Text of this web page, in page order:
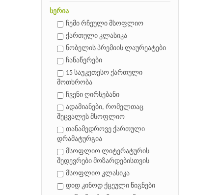
სერია
ჩემი რჩეული მსოფლიო
ქართული კლასიკა
ნობელის პრემიის ლაურეატები
ჩანაწერები
15 საუკეთესო ქართული
მოთხრობა
ჩვენი ღირსებანი
ადამიანები, რომელთაც
შეცვალეს მსოფლიო
თანამედროვე ქართული
დრამატურგია
მსოფლიო ლიტერატურის
შედევრები მოზარდებისთვის
მსოფლიო კლასიკა
დიდ კინოდ ქცეული წიგნები